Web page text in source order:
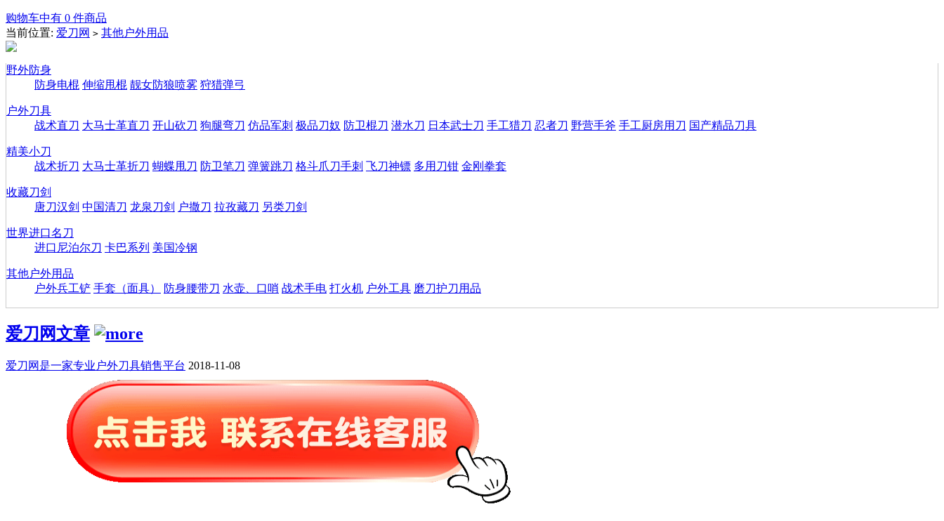
购物车中有 0 件商品
当前位置: 爱刀网 > 其他户外用品
野外防身
防身电棍 伸缩甩棍 靓女防狼喷雾 狩猎弹弓
户外刀具
战术直刀 大马士革直刀 开山砍刀 狗腿弯刀 仿品军刺 极品刀奴 防卫棍刀 潜水刀 日本武士刀 手工猎刀 忍者刀 野营手斧 手工厨房用刀 国产精品刀具
精美小刀
战术折刀 大马士革折刀 蝴蝶甩刀 防卫笔刀 弹簧跳刀 格斗爪刀手刺 飞刀神镖 多用刀钳 金刚拳套
收藏刀剑
唐刀汉剑 中国清刀 龙泉刀剑 户撒刀 拉孜藏刀 另类刀剑
世界进口名刀
进口尼泊尔刀 卡巴系列 美国冷钢
其他户外用品
户外兵工铲 手套（面具） 防身腰带刀 水壶、口哨 战术手电 打火机 户外工具 磨刀护刀用品
爱刀网文章
爱刀网是一家专业户外刀具销售平台 2018-11-08